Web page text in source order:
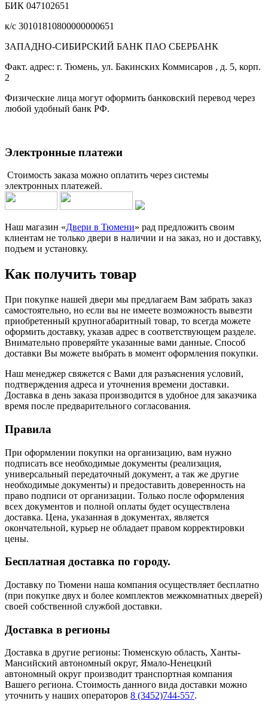
БИК 047102651
к/с 30101810800000000651
ЗАПАДНО-СИБИРСКИЙ БАНК ПАО СБЕРБАНК
Факт. адрес: г. Тюмень, ул. Бакинских Коммисаров , д. 5, корп.
2
Физические лица могут оформить банковский перевод через
любой удобный банк РФ.
Электронные платежи
Стоимость заказа можно оплатить через системы
электронных платежей.
Наш магазин «Двери в Тюмени» рад предложить своим
клиентам не только двери в наличии и на заказ, но и доставку,
подъем и установку.
Как получить товар
При покупке нашей двери мы предлагаем Вам забрать заказ
самостоятельно, но если вы не имеете возможность вывезти
приобретенный крупногабаритный товар, то всегда можете
оформить доставку, указав адрес в соответствующем разделе.
Внимательно проверяйте указанные вами данные. Способ
доставки Вы можете выбрать в момент оформления покупки.
Наш менеджер свяжется с Вами для разъяснения условий,
подтверждения адреса и уточнения времени доставки.
Доставка в день заказа производится в удобное для заказчика
время после предварительного согласования.
Правила
При оформлении покупки на организацию, вам нужно
подписать все необходимые документы (реализация,
универсальный передаточный документ, а так же другие
необходимые документы) и предоставить доверенность на
право подписи от организации. Только после оформления
всех документов и полной оплаты будет осуществлена
доставка. Цена, указанная в документах, является
окончательной, курьер не обладает правом корректировки
цены.
Бесплатная доставка по городу.
Доставку по Тюмени наша компания осуществляет бесплатно
(при покупке двух и более комплектов межкомнатных дверей)
своей собственной службой доставки.
Доставка в регионы
Доставка в другие регионы: Тюменскую область, Ханты-
Мансийский автономный округ, Ямало-Ненецкий
автономный округ производит транспортная компания
Вашего региона. Стоимость данного вида доставки можно
уточнить у наших операторов 8 (3452)744-557.